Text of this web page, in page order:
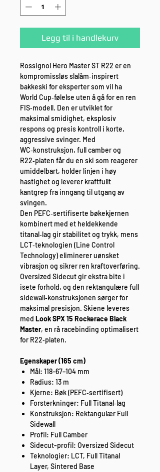
Legg til i handlekurv
Rossignol Hero Master ST R22 er en
kompromissløs slalåm‑inspirert
bakkeski for eksperter som vil ha
World Cup‑følelse uten å gå for en ren
FIS‑modell. Den er utviklet for
maksimal smidighet, eksplosiv
respons og presis kontroll i korte,
aggressive svinger. Med
WC‑konstruksjon, full camber og
R22‑platen får du en ski som reagerer
umiddelbart, holder linjen i høy
hastighet og leverer kraftfullt
kantgrep fra inngang til utgang av
svingen.
Den PEFC‑sertifiserte bøkekjernen
kombinert med et heldekkende
titanal‑lag gir stabilitet og trykk, mens
LCT‑teknologien (Line Control
Technology) eliminerer uønsket
vibrasjon og sikrer ren kraftoverføring.
Oversized Sidecut gir ekstra bite i
isete forhold, og den rektangulære full
sidewall‑konstruksjonen sørger for
maksimal presisjon. Skiene leveres
med Look SPX 15 Rockerace Black
Master, en rå racebinding optimalisert
for R22‑platen.
Egenskaper (165 cm)
Mål: 118–67–104 mm
Radius: 13 m
Kjerne: Bøk (PEFC‑sertifisert)
Forsterkninger: Full Titanal‑lag
Konstruksjon: Rektangulær Full
Sidewall
Profil: Full Camber
Sidecut-profil: Oversized Sidecut
Teknologier: LCT, Full Titanal
Layer, Sintered Base